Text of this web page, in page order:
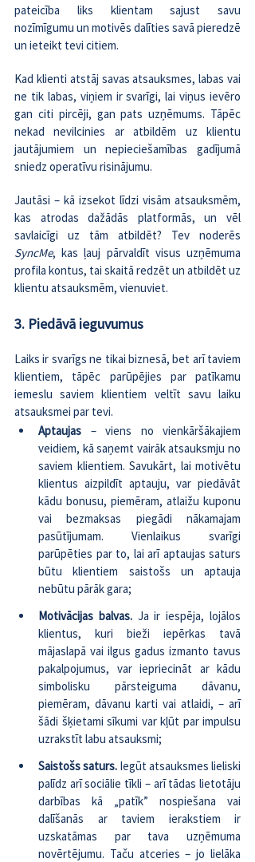
pateicība liks klientam sajust savu
nozīmīgumu un motivēs dalīties savā pieredzē
un ieteikt tevi citiem.
Kad klienti atstāj savas atsauksmes, labas vai
ne tik labas, viņiem ir svarīgi, lai viņus ievēro
gan citi pircēji, gan pats uzņēmums. Tāpēc
nekad nevilcinies ar atbildēm uz klientu
jautājumiem un nepieciešamības gadījumā
sniedz operatīvu risinājumu.
Jautāsi – kā izsekot līdzi visām atsauksmēm,
kas atrodas dažādās platformās, un vēl
SyncMe, kas ļauj pārvaldīt visus uzņēmuma
profila kontus, tai skaitā redzēt un atbildēt uz
klientu atsauksmēm, vienuviet.
3. Piedāvā ieguvumus
Laiks ir svarīgs ne tikai biznesā, bet arī taviem
klientiem, tāpēc parūpējies par patīkamu
iemeslu saviem klientiem veltīt savu laiku
atsauksmei par tevi.
Aptaujas – viens no vienkāršākajiem
veidiem, kā saņemt vairāk atsauksmju no
saviem klientiem. Savukārt, lai motivētu
klientus aizpildīt aptauju, var piedāvāt
kādu bonusu, piemēram, atlaižu kuponu
vai bezmaksas piegādi nākamajam
pasūtījumam. Vienlaikus svarīgi
parūpēties par to, lai arī aptaujas saturs
būtu klientiem saistošs un aptauja
nebūtu pārāk gara;
Motivācijas balvas. Ja ir iespēja, lojālos
klientus, kuri bieži iepērkas tavā
mājaslapā vai ilgus gadus izmanto tavus
pakalpojumus, var iepriecināt ar kādu
simbolisku pārsteiguma dāvanu,
piemēram, dāvanu karti vai atlaidi, – arī
šādi šķietami sīkumi var kļūt par impulsu
uzrakstīt labu atsauksmi;
Saistošs saturs. Iegūt atsauksmes lieliski
palīdz arī sociālie tīkli – arī tādas lietotāju
darbības kā „patīk” nospiešana vai
dalīšanās ar taviem ierakstiem ir
uzskatāmas par tava uzņēmuma
novērtējumu. Taču atceries – jo lielāka